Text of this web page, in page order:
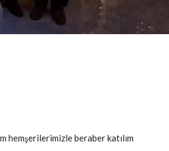
beraber katılım